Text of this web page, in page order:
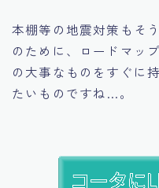
本棚等の地震対策もそ
のために、ロードマッ
の大事なものをすぐに
たいものですね…。